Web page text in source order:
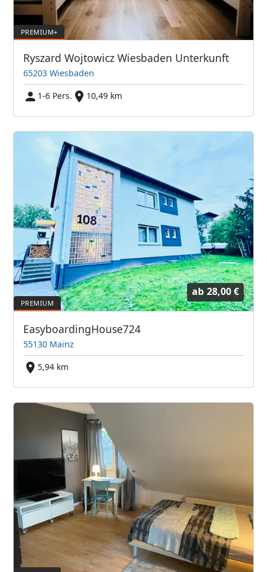
Ryszard Wojtowicz Wiesbaden Unterkunft
65203 Wiesbaden
1-6 Pers.
10,49 km
ab 28,00 €
EasyboardingHouse724
55130 Mainz
5,94 km